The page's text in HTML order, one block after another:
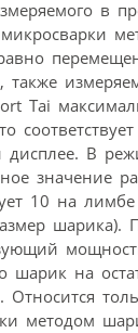
в
также
Tai
В
значение
10 на
шарика).
шарик на
Относится
методом